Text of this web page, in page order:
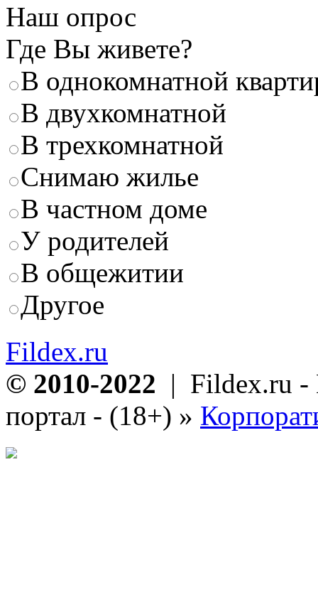
Наш опрос
Где Вы живете?
В однокомнатной
В двухкомнатной
В трехкомнатной
Снимаю жилье
В частном доме
У родителей
В общежитии
Другое
Fildex.ru
© 2010-2022 | Fildex.ru -
портал - (18+) »